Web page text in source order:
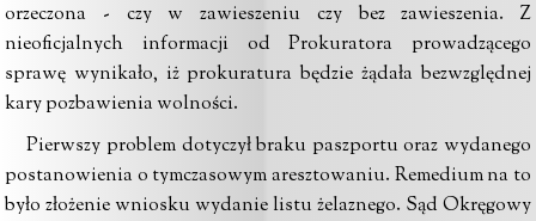
orzeczona - czy w zawieszeniu czy bez zawieszenia. Z
nieoficjalnych informacji od Prokuratora prowadzącego
sprawę wynikało, iż prokuratura będzie żądała bezwzględnej
kary pozbawienia wolności.
Pierwszy problem dotyczył braku paszportu oraz wydanego
postanowienia o tymczasowym aresztowaniu. Remedium na to
było złożenie wniosku wydanie listu żelaznego. Sąd Okręgowy